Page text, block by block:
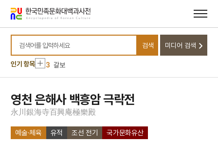
바로가기
바로가기
검색어를 입력하세요
검색 미디어 검색
인기 항목
10 병인양요
1 5·16
2 소포유고
3 갈보
4 계엄
5
김치
6 남산
박상진
영천 은해사 백흥암 극락전
永 川銀海寺百興庵極樂殿
예술·체육 유적 조선 전기 국가문화유산